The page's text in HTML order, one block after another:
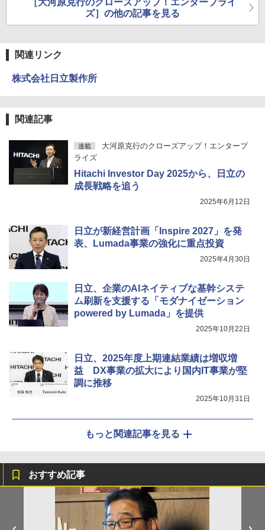
［大河原克行のクローズアップ！エンタープライ
ズ］の他の記事を見る
関連リンク
株式会社日立製作所
関連記事
連載
大河原克行のクローズアップ！エンタープ
ライズ
Hitachi Investor Day 2025から、日立の
成長戦略を追う
2025年6月12日
日立が新経営計画「Inspire 2027」を発
表、Lumada事業の強化に重点投資
2025年4月30日
日立、企業のAIネイティブな基幹システ
ム刷新を支援する「モダナイゼーション
powered by Lumada」を提供
2025年10月22日
日立、2025年度上期連結業績は増収増
益 DX事業の拡大により国内IT事業が堅
調に推移
2025年10月31日
もっと関連記事を見る
おすすめ記事